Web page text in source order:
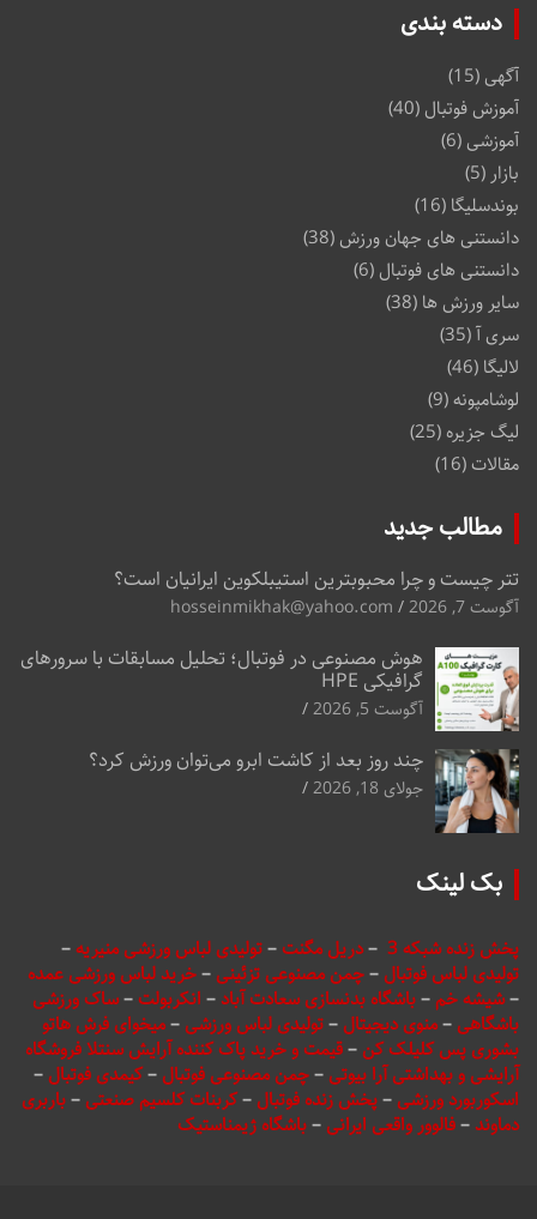
دسته بندی
آگهی(15)
آموزش فوتبال (40)
آموزشی(6)
بازار (5)
بوندسلیگا (16)
دانستنی های جهان ورزش(38)
دانستنی های فوتبال (6)
سایر ورزش ها (38)
سری آ(35)
لالیگا (46)
لوشامپونه(9)
لیگ جزیره (25)
مقالات(16)
مطالب جدید
تتر چیست و چرا محبوبترین استیبلکوین ایرانیان است؟
آگوست 7, 2026 hosseinmikhak@yahoo.com
هوش مصنوعی در فوتبال؛ تحلیل مسابقات با سرورهای
گرافیکی HPE
آگوست 5, 2026
چند روز بعد از کاشت ابرو می‌توان ورزش کرد؟
جولای 18, 2026
بک لینک
پخش زنده شبکه 3 –دریل مگنت–تولیدی لباس ورزشی منیریه–
تولیدی لباس فوتبال –چمن مصنوعی تزئینی –خرید لباس ورزشی عمده
–شیشه خم–باشگاه بدنسازی سعادت آباد – انکربولت–ساک ورزشی
باشگاهی –منوی دیجیتال –تولیدی لباس ورزشی –میخوای فرش هاتو
بشوری پس کلیلک کن –قیمت و خرید پاک کننده آرایش سنتلا فروشگاه
آرایشی و بهداشتی آرا بیوتی –چمن مصنوعی فوتبال –کیمدی فوتبال –
اسکوربورد ورزشی –پخش زنده فوتبال –کربنات کلسیم صنعتی –باربری
دماوند–فالوور واقعی ایرانی –باشگاه ژیمناستیک